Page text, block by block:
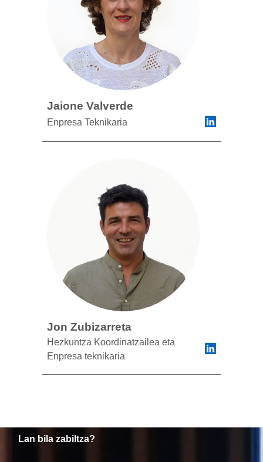
Jaione Valverde
Enpresa Teknikaria
Jon Zubizarreta
Hezkuntza Koordinatzailea eta
Enpresa teknikaria
Lan bila zabiltza?